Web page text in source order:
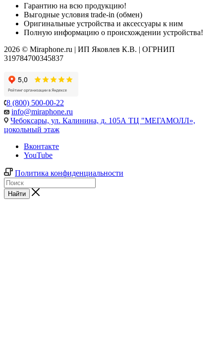
Гарантию на всю продукцию!
Выгодные условия trade-in (обмен)
Оригинальные устройства и аксессуары к ним
Полную информацию о происхождении устройства!
2026 © Miraphone.ru | ИП Яковлев К.В. | ОГРНИП
319784700345837
8 (800) 500-00-22
info@miraphone.ru
Чебоксары, ул. Калинина, д. 105А ТЦ "МЕГАМОЛЛ»,
цокольный этаж
Вконтакте
YouTube
Политика конфиденциальности
Найти